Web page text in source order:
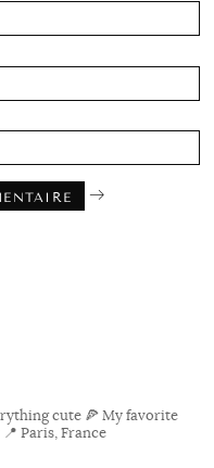
cute 🍕 My favorite
📍 Paris, France